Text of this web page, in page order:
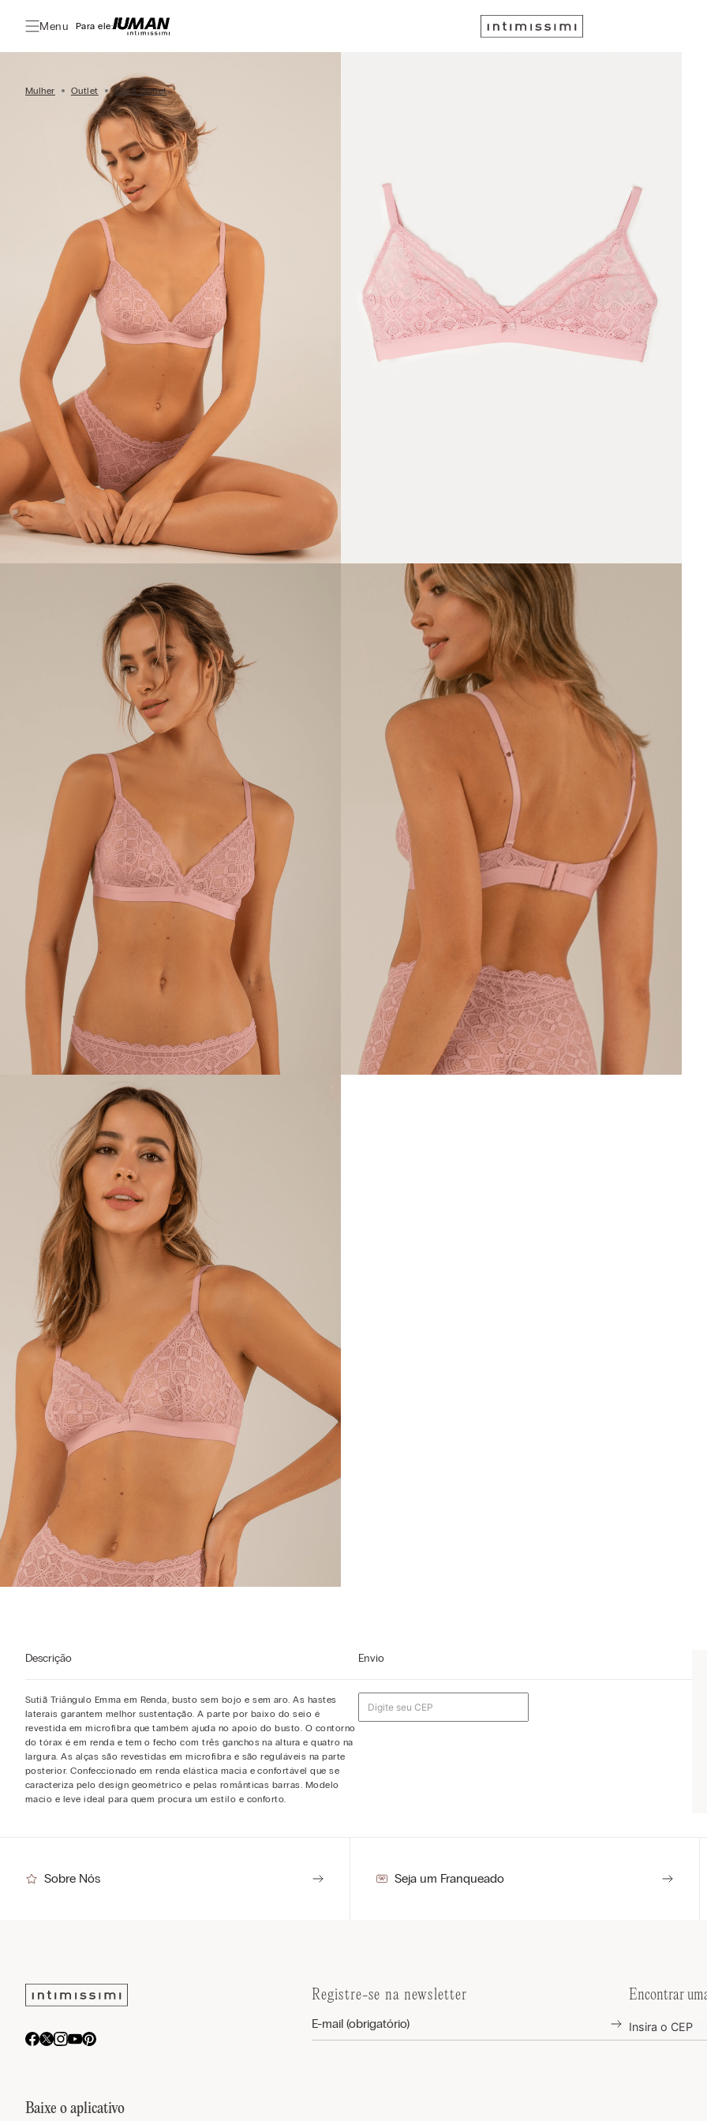
Menu Para ele:
Mulher Outlet Sutiã Outlet
Descrição
Sutiã Triângulo Emma em Renda, busto sem bojo e sem aro. As hastes
laterais garantem melhor sustentação. A parte por baixo do seio é
revestida em microfibra que também ajuda no apoio do busto. O contorno
do tórax é em renda e tem o fecho com três ganchos na altura e quatro na
largura. As alças são revestidas em microfibra e são reguláveis na parte
posterior. Confeccionado em renda elástica macia e confortável que se
caracteriza pelo design geométrico e pelas românticas barras. Modelo
macio e leve ideal para quem procura um estilo e conforto.
Envio
Sobre Nós Seja um Franqueado
Baixe o aplicativo
Registre-se na newsletter Encontrar